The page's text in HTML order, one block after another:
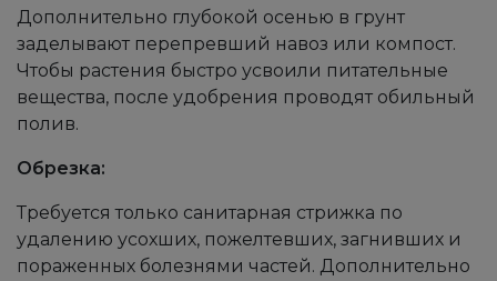
Дополнительно глубокой осенью в грунт
заделывают перепревший навоз или компост.
Чтобы растения быстро усвоили питательные
вещества, после удобрения проводят обильный
полив.
Обрезка:
Требуется только санитарная стрижка по
удалению усохших, пожелтевших, загнивших и
пораженных болезнями частей. Дополнительно